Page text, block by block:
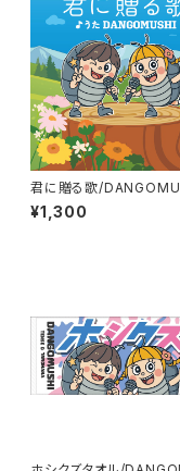
君に贈る歌/
¥1,300